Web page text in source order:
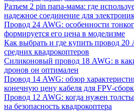
Разъем 2 pin папа-мама: где
надежное соединение для
Провод 24 AWG: особенности
формируется его цена в моделизме
Как выбрать и где купить провод 20
средних квадрокоптеров
Силиконовый провод 18 AWG: в
дронов он оптимален
Провод 14 AWG: обзор
конечную цену кабеля для FPV-
Провод 12 AWG: когда нужен
на безопасность квадрокоптера